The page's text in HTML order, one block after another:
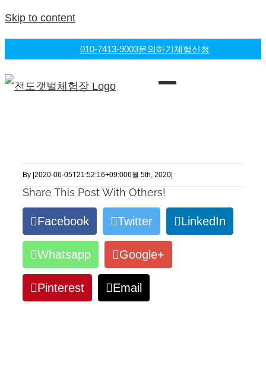
Skip to content
010-7413-9003문의하기체험신청
By 2020-06-05T21:52:16+09:006월 5th, 2020
Share This Post With Others!
Facebook Twitter LinkedIn
Whatsapp Google+
Pinterest Email